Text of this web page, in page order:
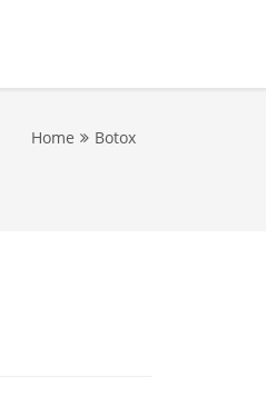
Home Botox